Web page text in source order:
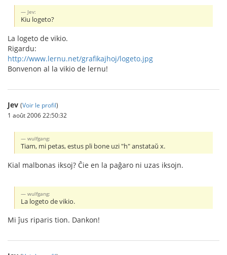
Jev:
Kiu logeto?
La logeto de vikio.
Rigardu:
http://www.lernu.net/grafikajhoj/logeto.jpg
Bonvenon al la vikio de lernu!
Jev (Voir le profil)
1 août 2006 22:50:32
wulfgang:
Tiam, mi petas, estus pli bone uzi "h" anstataŭ x.
Kial malbonas iksoj? Ĉie en la paĝaro ni uzas iksojn.
wulfgang:
La logeto de vikio.
Mi ĵus riparis tion. Dankon!